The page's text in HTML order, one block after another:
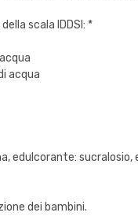
scala IDDSI: *
acqua
edulcorante: sucralosio,
dei bambini.